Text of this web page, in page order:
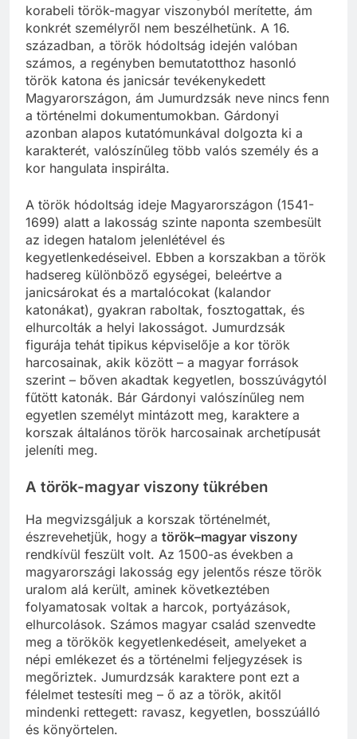
korabeli török-magyar viszonyból merítette, ám
konkrét személyről nem beszélhetünk. A 16.
században, a török hódoltság idején valóban
számos, a regényben bemutatotthoz hasonló
török katona és janicsár tevékenykedett
Magyarországon, ám Jumurdzsák neve nincs fenn
a történelmi dokumentumokban. Gárdonyi
azonban alapos kutatómunkával dolgozta ki a
karakterét, valószínűleg több valós személy és a
kor hangulata inspirálta.
A török hódoltság ideje Magyarországon (1541-
1699) alatt a lakosság szinte naponta szembesült
az idegen hatalom jelenlétével és
kegyetlenkedéseivel. Ebben a korszakban a török
hadsereg különböző egységei, beleértve a
janicsárokat és a martalócokat (kalandor
katonákat), gyakran raboltak, fosztogattak, és
elhurcolták a helyi lakosságot. Jumurdzsák
figurája tehát tipikus képviselője a kor török
harcosainak, akik között – a magyar források
szerint – bőven akadtak kegyetlen, bosszúvágytól
fűtött katonák. Bár Gárdonyi valószínűleg nem
egyetlen személyt mintázott meg, karaktere a
korszak általános török harcosainak archetípusát
jeleníti meg.
A török-magyar viszony tükrében
Ha megvizsgáljuk a korszak történelmét,
észrevehetjük, hogy a török–magyar viszony
rendkívül feszült volt. Az 1500-as években a
magyarországi lakosság egy jelentős része török
uralom alá került, aminek következtében
folyamatosak voltak a harcok, portyázások,
elhurcolások. Számos magyar család szenvedte
meg a törökök kegyetlenkedéseit, amelyeket a
népi emlékezet és a történelmi feljegyzések is
megőriztek. Jumurdzsák karaktere pont ezt a
félelmet testesíti meg – ő az a török, akitől
mindenki rettegett: ravasz, kegyetlen, bosszúálló
és könyörtelen.